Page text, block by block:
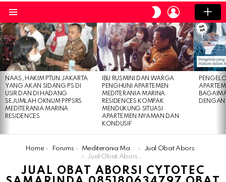
SWITCH
SKIN
LOGIN
LATEST
STORIES
NAAS, HAKIM PTUN JAKARTA
YANG AKAN SIDANG PS DI
USIR DAN DI HADANG
SEJUMLAH OKNUM PPPSRS
MEDITERANIA MARINA
RESIDENCES
IBU RUSMINI DAN WARGA
PENGHUNI APARTEMEN
MEDITERANIA MARINA
RESIDENCES KOMPAK
MENDUKUNG SITUASI
APARTEMEN NYAMAN DAN
KONDUSIF
DENGAN
You are here:
Home Forums Mediterania Marina Residences
Jual Obat Aborsi Cytotec Samarinda 085180634797 Obat Penggugur Kandungan Samarinda
Jual Obat Aborsi Cytotec Samarinda 085180634797 Obat Penggugur Kandungan Samarin
JUAL OBAT ABORSI CYTOTEC